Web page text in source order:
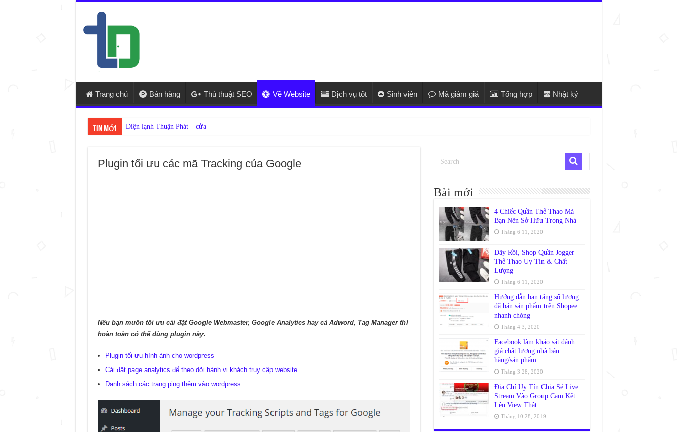
Trang chủ Bán hàng Thủ thuật SEO Về Website Dịch vụ tốt Sinh viên Mã giảm giá Tổng hợp Nhật ký
Tin mới
Plugin tối ưu các mã Tracking của Google
Nếu bạn muốn tối ưu cài đặt Google Webmaster, Google Analytics hay cả Adword, Tag Manager thì
hoàn toàn có thể dùng plugin này.
Plugin tối ưu hình ảnh cho wordpress
Cài đặt page analytics để theo dõi hành vi khách truy cập website
Danh sách các trang ping thêm vào wordpress
Bài mới
4 Chiếc Quần Thể Thao Mà
Bạn Nên Sở Hữu Trong Nhà
Tháng 6 11, 2020
Đây Rồi, Shop Quần Jogger
Thể Thao Uy Tín & Chất
Lượng
Tháng 6 11, 2020
Hướng dẫn bạn tăng số lượng
đã bán sản phẩm trên Shopee
nhanh chóng
Tháng 4 3, 2020
Facebook làm khảo sát đánh
giá chất lượng nhà bán
hàng/sản phẩm
Tháng 3 28, 2020
Địa Chỉ Uy Tín Chia Sẻ Live
Stream Vào Group Cam Kết
Lên View Thật
Tháng 10 28, 2019